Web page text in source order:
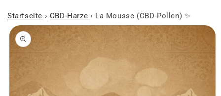
Startseite › CBD-Harze › La Mousse (CBD-Pollen) ✨